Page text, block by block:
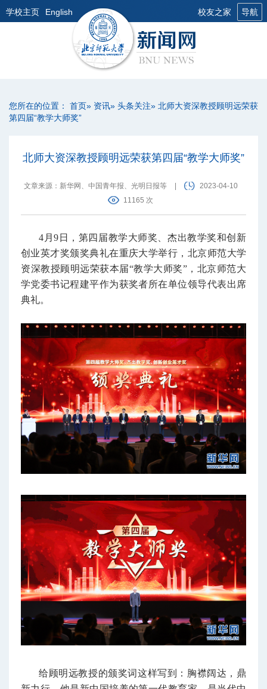
学校主页 English 校友之家 导航
您所在的位置： 首页» 资讯» 头条关注» 北师大资深教授顾明远荣获
第四届“教学大师奖”
北师大资深教授顾明远荣获第四届“教学大师奖”
文章来源：新华网、中国青年报、光明日报等
2023-04-10
11165 次
4月9日，第四届教学大师奖、杰出教学奖和创新
创业英才奖颁奖典礼在重庆大学举行，北京师范大学
资深教授顾明远荣获本届“教学大师奖”，北京师范大
学党委书记程建平作为获奖者所在单位领导代表出席
典礼。
给顾明远教授的颁奖词这样写到：胸襟阔达，鼎